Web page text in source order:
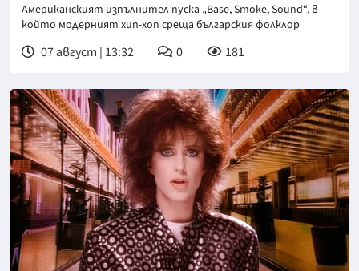
Американският изпълнител пуска „Base, Smoke, Sound“, в
който модерният хип-хоп среща българския фолклор
07 август | 13:32 0 181